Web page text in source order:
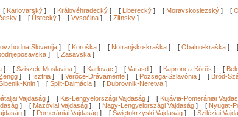
[ Karlovarský ] [ Královéhradecký ] [ Liberecký ] [ Moravskoslezský ] [
] [ Ústecký ] [ Vysočina ] [ Zlínský ]
Slovenija ] [ Koroška ] [ Notranjsko-kraška ] [ Obalno-kraška ] [
] [ Zasavska ]
] [ Sziszek-Moslavina ] [ Karlovac ] [ Varasd ] [ Kapronca-Kőrös ] [
] [ Isztria ] [ Verőce-Drávamente ] [ Pozsega-Szlavónia ] [ Bród-
Knin ] [ Split-Dalmácia ] [ Dubrovnik-Neretva ]
Vajdaság ] [ Kis-Lengyelországi Vajdaság ] [ Kujávia-Pomerániai
] [ Mazóviai Vajdaság ] [ Nagy-Lengyelországi Vajdaság ] [ Nyugat-
] [ Pomerániai Vajdaság ] [ Świętokrzyski Vajdaság ] [ Sziléziai